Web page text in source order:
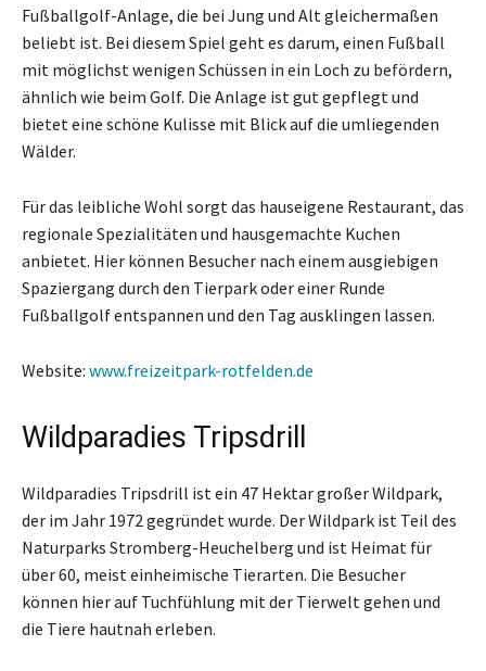
Fußballgolf-Anlage, die bei Jung und Alt gleichermaßen
beliebt ist. Bei diesem Spiel geht es darum, einen Fußball
mit möglichst wenigen Schüssen in ein Loch zu befördern,
ähnlich wie beim Golf. Die Anlage ist gut gepflegt und
bietet eine schöne Kulisse mit Blick auf die umliegenden
Wälder.
Für das leibliche Wohl sorgt das hauseigene Restaurant, das
regionale Spezialitäten und hausgemachte Kuchen
anbietet. Hier können Besucher nach einem ausgiebigen
Spaziergang durch den Tierpark oder einer Runde
Fußballgolf entspannen und den Tag ausklingen lassen.
Website: www.freizeitpark-rotfelden.de
Wildparadies Tripsdrill
Wildparadies Tripsdrill ist ein 47 Hektar großer Wildpark,
der im Jahr 1972 gegründet wurde. Der Wildpark ist Teil des
Naturparks Stromberg-Heuchelberg und ist Heimat für
über 60, meist einheimische Tierarten. Die Besucher
können hier auf Tuchfühlung mit der Tierwelt gehen und
die Tiere hautnah erleben.